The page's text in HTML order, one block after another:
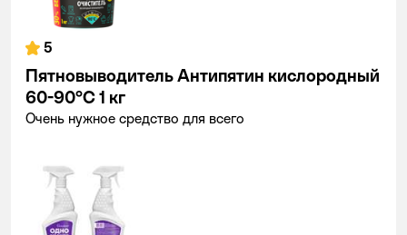
5
Пятновыводитель Антипятин кислородный
60-90°С 1 кг
Очень нужное средство для всего